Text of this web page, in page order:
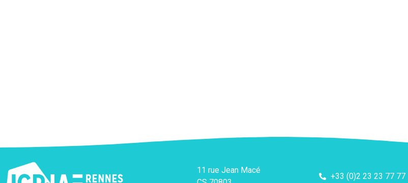
11 rue Jean Macé
+33 (0)2 23 23 77 77